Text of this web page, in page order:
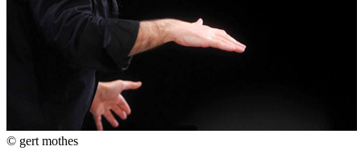
© gert mothes